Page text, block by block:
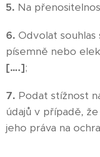
5. Na
6. Odvolat souhlas
písemně nebo
[….];
7. Podat stížnost
údajů v případě,
jeho práva na